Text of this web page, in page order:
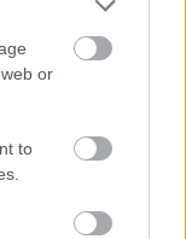
or
to een
in een
De scène